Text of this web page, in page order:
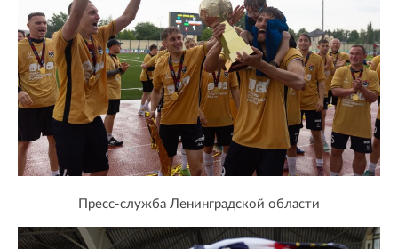
Пресс-служба Ленинградской области